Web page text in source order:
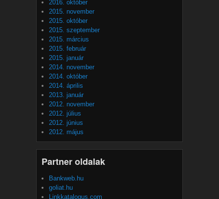
2016. október
2015. november
2015. október
2015. szeptember
2015. március
2015. február
2015. január
2014. november
2014. október
2014. április
2013. január
2012. november
2012. július
2012. június
2012. május
Partner oldalak
Bankweb.hu
goliat.hu
Linkkatalogus.com